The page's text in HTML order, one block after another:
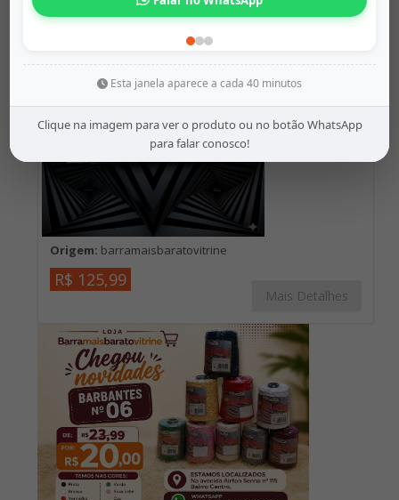
Esta janela aparece a cada 40 minutos
Clique na imagem para ver o produto ou no botão WhatsApp
para falar conosco!
Rádio Som Automotivo M...
Origem: barramaisbaratovitrine
R$ 125,99
Mais Detalhes